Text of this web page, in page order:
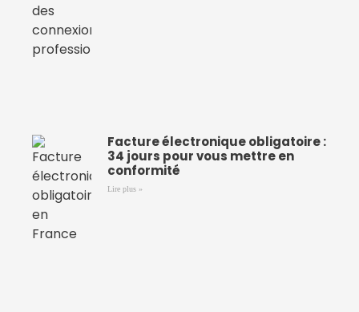
Facture électronique obligatoire :
34 jours pour vous mettre en
conformité
Lire plus »